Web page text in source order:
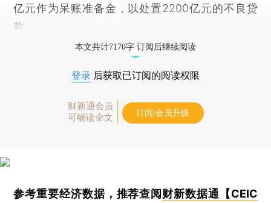
亿元作为呆账准备金，以处置2200亿元的不良贷
款。
本文共计7170字 订阅后继续阅读
登录 后获取已订阅的阅读权限
财新通会员
可畅读全文
订阅/会员升级
参考重要经济数据，推荐查阅财新数据通【CEIC